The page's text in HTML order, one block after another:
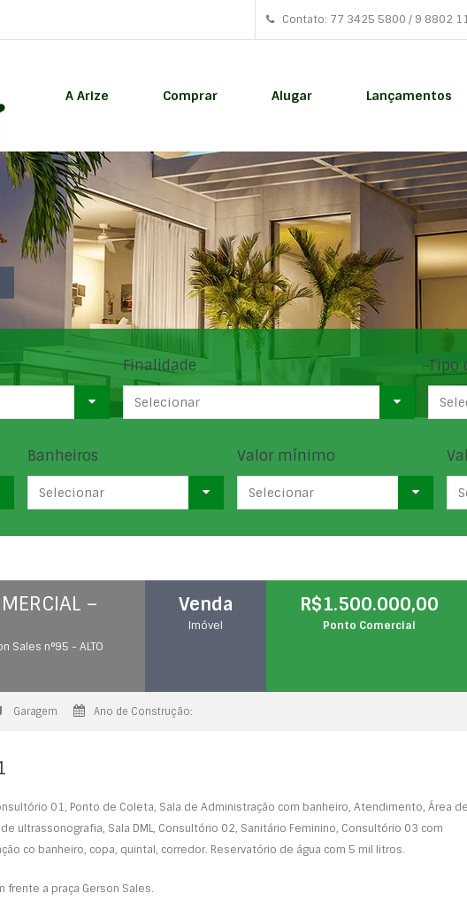
Contato: 77 3425 5800 / 9 8802
A Arize Comprar Alugar Lançamentos
Finalidade
Selecionar
Tipo
Banheiros
Selecionar
Valor mínimo
Selecionar
–
Sales n°95 - ALTO
Venda
Imóvel
R$1.500.000,00
Ponto Comercial
Garagem Ano de Construção:
01, Ponto de Coleta, Sala de Administração com banheiro, Atendimento, Área
ultrassonografia, Sala DML, Consultório 02, Sanitário Feminino, Consultório 03 com
co banheiro, copa, quintal, corredor. Reservatório de água com 5 mil litros.
frente a praça Gerson Sales.